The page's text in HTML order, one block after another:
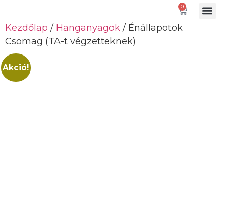
0
Kezdőlap / Hanganyagok / Énállapotok
Csomag (TA-t végzetteknek)
Akció!